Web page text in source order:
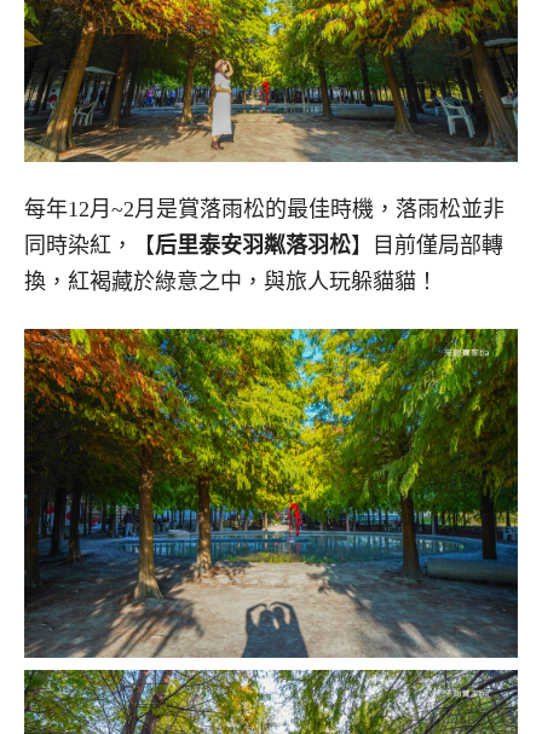
每年12月~2月是賞落雨松的最佳時機，落雨松並非
同時染紅，【后里泰安羽粼落羽松】目前僅局部轉
換，紅褐藏於綠意之中，與旅人玩躲貓貓！